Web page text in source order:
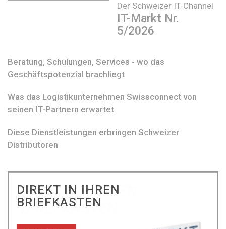
Der Schweizer IT-Channel
IT-Markt Nr.
5/2026
Beratung, Schulungen, Services - wo das
Geschäftspotenzial brachliegt
Was das Logistikunternehmen Swissconnect von
seinen IT-Partnern erwartet
Diese Dienstleistungen erbringen Schweizer
Distributoren
DIREKT IN IHREN
BRIEFKASTEN